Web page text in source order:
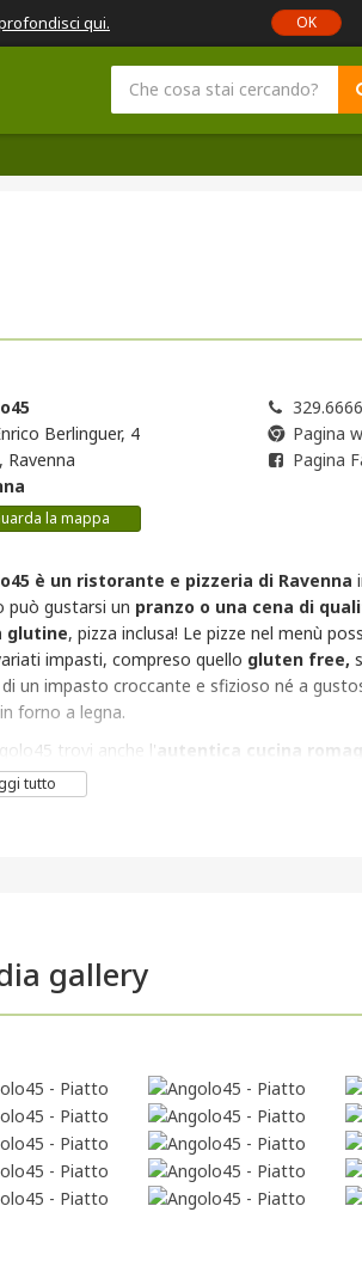
qui. OK
Berlinguer, 4
Ravenna
la mappa
Pagina
Pagina
è un ristorante e pizzeria di Ravenna
può gustarsi un pranzo o una cena di
glutine, pizza inclusa! Le pizze nel menù
impasti, compreso quello gluten free,
un impasto croccante e sfizioso né a
forno a legna.
trovi anche l' autentica cucina
comepasta fatta in casa e dolci
nella versione senza glutine.
tutto
gallery